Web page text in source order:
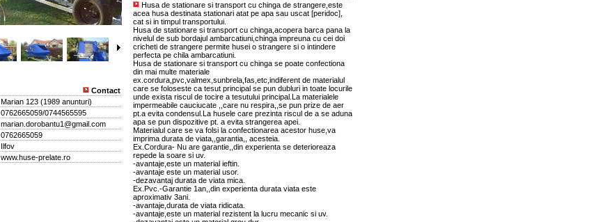
Contact
Marian 123 (1989 anunturi)
0762665059/0744565595
marian.dorobantu1@gmail.com
0762665059
Ilfov
www.huse-prelate.ro
Husa de stationare si transport cu chinga de strangere,este
acea husa destinata stationari atat pe apa sau uscat [peridoc],
cat si in timpul transportului.
Husa de stationare si transport cu chinga,acopera barca pana la
nivelul de sub bordajul ambarcatiuni,chinga impreuna cu cei doi
cricheti de strangere permite husei o strangere si o intindere
perfecta pe chila ambarcatiuni.
Husa de stationare si transport cu chinga se poate confectiona
din mai multe materiale
ex.cordura,pvc,valmex,sunbrela,fas,etc,indiferent de materialul
care se foloseste ca tesut principal se pun dubluri in toate locurile
unde exista riscul de tocire a tesutului principal.La materialele
impermeabile cauciucate ,,care nu respira,,se pun prize de aer
pt.a evita condensul.La husele care prezinta riscul de a se aduna
apa se pun dispozitive pt. a evita strangerea apei.
Materialul care se va folsi la confectionarea acestor huse,va
imprima durata de viata,,garantia,, acesteia.
Ex.Cordura- Nu are garantie,,din experienta se deterioreaza
repede la soare si uv.
-avantaje,este un material ieftin.
-avantaje este un material usor.
-dezavantaj durata de viata mica.
Ex.Pvc.-Garantie 1an,,din experienta durata viata este
aproximativ 3ani.
-avantaje,durata de viata ridicata.
-avantaje,este un material rezistent la lucru mecanic si uv.